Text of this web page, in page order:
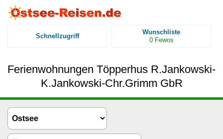
Schnellzugriff
Wunschliste
0 Fewos
Ferienwohnungen Töpperhus R.Jankowski-
K.Jankowski-Chr.Grimm GbR